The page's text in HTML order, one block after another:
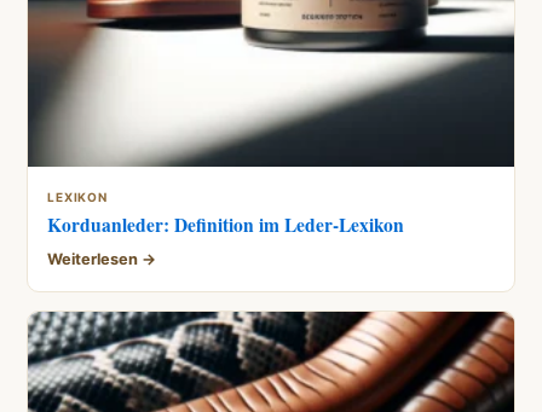
LEXIKON
Korduanleder: Definition im Leder-Lexikon
Weiterlesen →